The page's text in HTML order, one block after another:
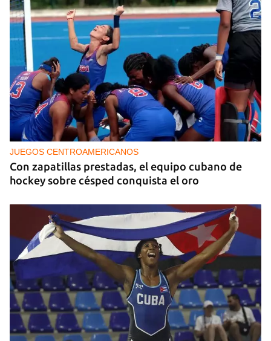
JUEGOS CENTROAMERICANOS
Con zapatillas prestadas, el equipo cubano de
hockey sobre césped conquista el oro